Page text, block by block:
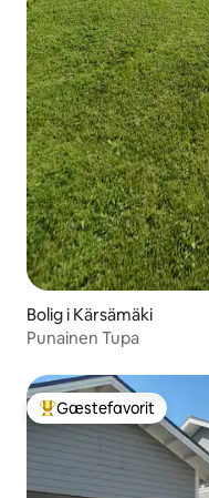
Bolig i Kärsämäki
Punainen Tupa
Bedste gæstefavorit
Gæstefavorit